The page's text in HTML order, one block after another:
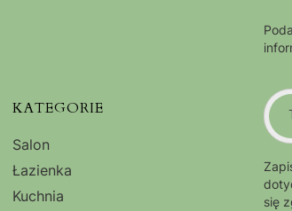
KATEGORIE
Salon
Łazienka
Kuchnia
się